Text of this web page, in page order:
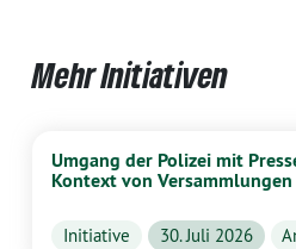
Mehr Initiativen
Umgang der Polizei mit
Kontext von Versammlungen
Initiative 30. Juli 2026